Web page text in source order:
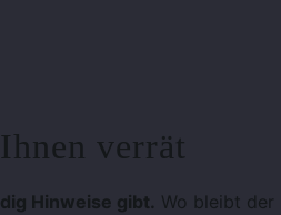
verrät
Hinweise gibt. Wo bleibt der